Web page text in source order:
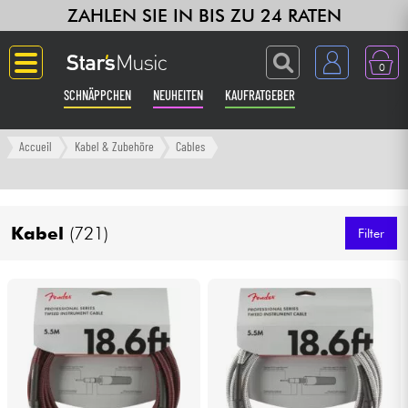
ZAHLEN SIE IN BIS ZU 24 RATEN
0
SCHNÄPPCHEN NEUHEITEN KAUFRATGEBER
Langue
Verstärker & Effekte
Synths & samplers
Studio
Accueil Kabel & Zubehöre Cables
Kabel (721) Filter